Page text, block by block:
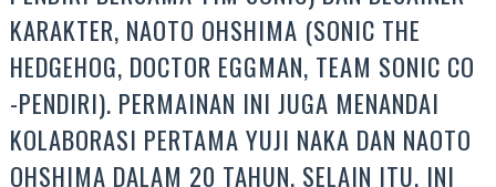
KARAKTER, NAOTO OHSHIMA (SONIC THE
HEDGEHOG, DOCTOR EGGMAN, TEAM SONIC CO
-PENDIRI). PERMAINAN INI JUGA MENANDAI
KOLABORASI PERTAMA YUJI NAKA DAN NAOTO
OHSHIMA DALAM 20 TAHUN. SELAIN ITU, INI